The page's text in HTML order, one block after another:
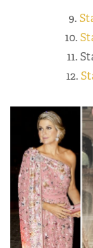
9.
10.
11.
12.